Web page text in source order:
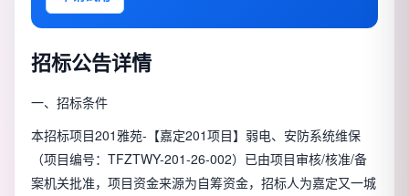
招标公告详情
一、招标条件
本招标项目201雅苑-【嘉定201项目】弱电、安防系统维保
（项目编号： TFZTWY-201-26-002）已由项目审核/核准/备
案机关批准，项目资金来源为自筹资金，招标人为嘉定又一城